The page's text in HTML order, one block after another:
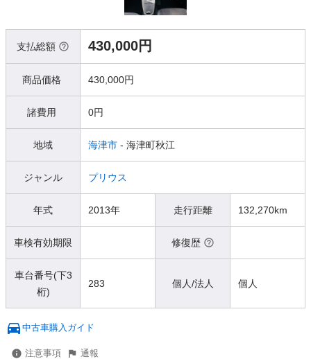
支払総額 430,000円
商品価格 430,000円
諸費用 0円
地域 海津市 - 海津町秋江
ジャンル プリウス
年式 2013年 走行距離 132,270km
車検有効期限 修復歴
車台番号(下3
桁)
283 個人/法人 個人
中古車購入ガイド
注意事項 通報